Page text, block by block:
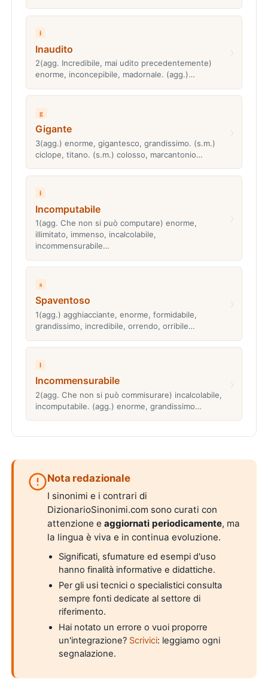
i
Inaudito
2(agg. Incredibile, mai udito precedentemente)
enorme, inconcepibile, madornale. (agg.)…
g
Gigante
3(agg.) enorme, gigantesco, grandissimo. (s.m.)
ciclope, titano. (s.m.) colosso, marcantonio…
i
Incomputabile
1(agg. Che non si può computare) enorme,
illimitato, immenso, incalcolabile,
incommensurabile…
s
Spaventoso
1(agg.) agghiacciante, enorme, formidabile,
grandissimo, incredibile, orrendo, orribile…
i
Incommensurabile
2(agg. Che non si può commisurare) incalcolabile,
incomputabile. (agg.) enorme, grandissimo…
Nota redazionale
I sinonimi e i contrari di
DizionarioSinonimi.com sono curati con
attenzione eaggiornati periodicamente, ma
la lingua è viva e in continua evoluzione.
Significati, sfumature ed esempi d'uso
hanno finalità informative e didattiche.
Per gli usi tecnici o specialistici consulta
sempre fonti dedicate al settore di
riferimento.
Hai notato un errore o vuoi proporre
un'integrazione? Scrivici: leggiamo ogni
segnalazione.